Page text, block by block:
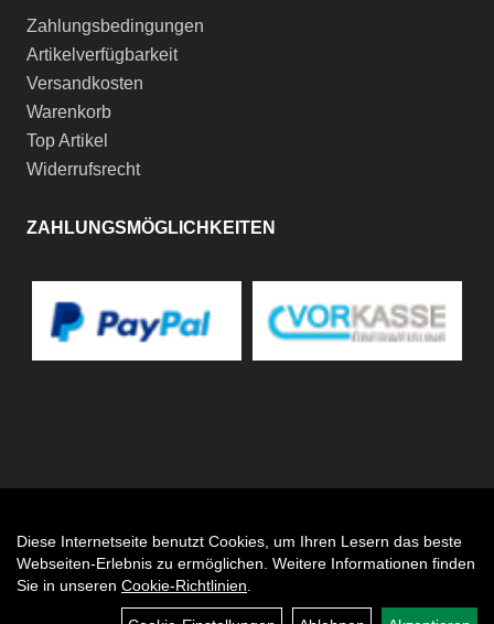
Zahlungsbedingungen
Artikelverfügbarkeit
Versandkosten
Warenkorb
Top Artikel
Widerrufsrecht
ZAHLUNGSMÖGLICHKEITEN
Diese Internetseite benutzt Cookies, um Ihren Lesern das beste
Webseiten-Erlebnis zu ermöglichen. Weitere Informationen finden
Sie in unseren Cookie-Richtlinien
Auftrag widerrufen